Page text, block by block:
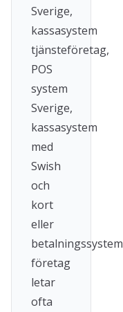
Sverige,
kassasystem
tjänsteföretag,
POS
system
Sverige,
kassasystem
med
Swish
och
kort
eller
betalningssystem
företag
letar
ofta